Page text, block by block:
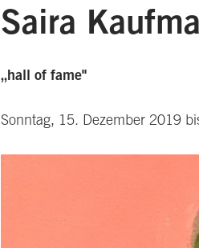
Saira
„hall of fame"
Sonntag, 15. Dezember 2019